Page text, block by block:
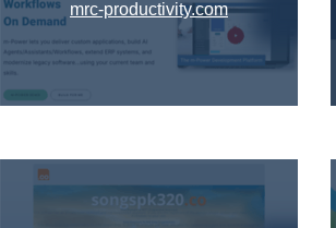
mrc-productivity.com